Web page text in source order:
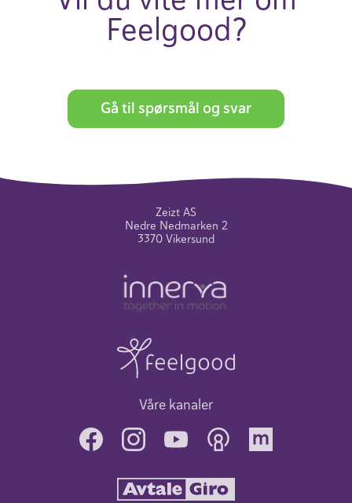
Feel­good?
Gå til spørsmål og svar
Zeizt AS
Nedre Nedmarken 2
3370 Vikersund
Våre kanaler